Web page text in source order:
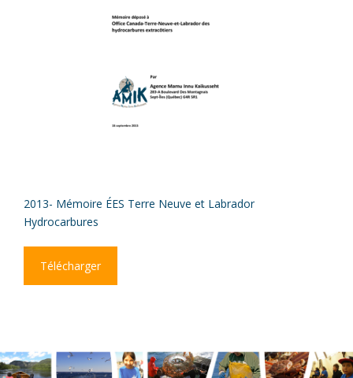
2013- Mémoire ÉES Terre Neuve et Labrador
Hydrocarbures
Télécharger